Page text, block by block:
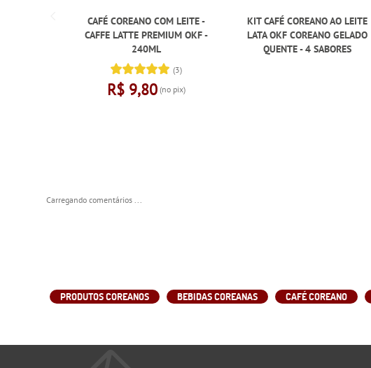
CAFÉ COREANO COM LEITE -
CAFFE LATTE PREMIUM OKF -
240ML
(3)
R$ 9,80 (no pix)
KIT CAFÉ COREANO AO LEITE
LATA OKF COREANO GELADO
QUENTE - 4 SABORES
Carregando comentários ...
PRODUTOS COREANOS BEBIDAS COREANAS CAFÉ COREANO